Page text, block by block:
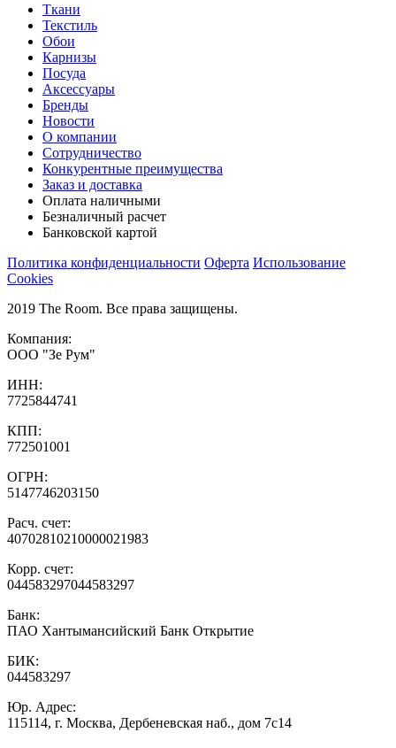
Ткани
Текстиль
Обои
Карнизы
Посуда
Аксессуары
Бренды
Новости
О компании
Сотрудничество
Конкурентные преимущества
Заказ и доставка
Оплата наличными
Безналичный расчет
Банковской картой
Политика конфиденциальности Оферта Использование
Cookies
2019 The Room. Все права защищены.
Компания:
ООО "Зе Рум"
ИНН:
7725844741
КПП:
772501001
ОГРН:
5147746203150
Расч. счет:
40702810210000021983
Корр. счет:
044583297044583297
Банк:
ПАО Хантымансийский Банк Открытие
БИК:
044583297
Юр. Адрес:
115114, г. Москва, Дербеневская наб., дом 7с14